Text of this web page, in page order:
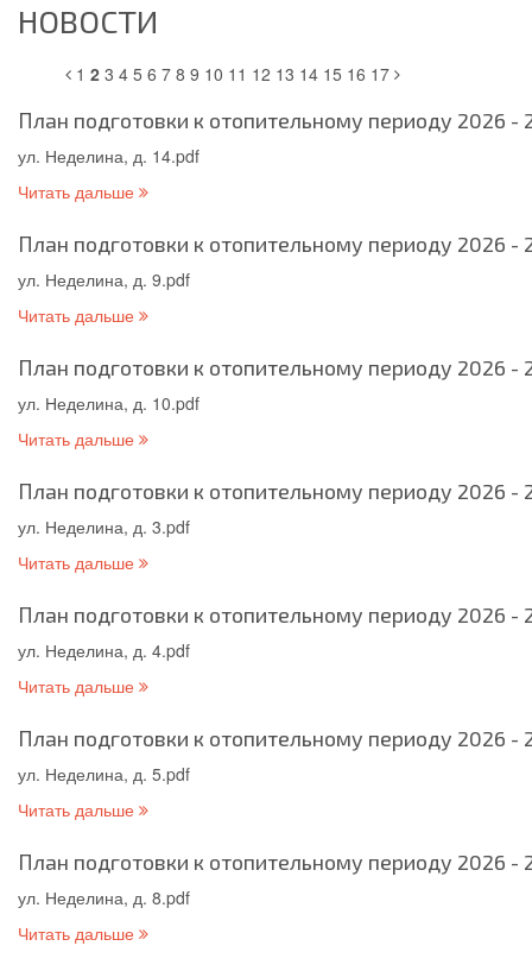
НОВОСТИ
1 2 3 4 5 6 7 8 9 10 11 12 13 14 15 16 17
План подготовки к отопительному периоду 2026 -
ул. Неделина, д. 14.pdf
Читать дальше
План подготовки к отопительному периоду 2026 -
ул. Неделина, д. 9.pdf
Читать дальше
План подготовки к отопительному периоду 2026 -
ул. Неделина, д. 10.pdf
Читать дальше
План подготовки к отопительному периоду 2026 -
ул. Неделина, д. 3.pdf
Читать дальше
План подготовки к отопительному периоду 2026 -
ул. Неделина, д. 4.pdf
Читать дальше
План подготовки к отопительному периоду 2026 -
ул. Неделина, д. 5.pdf
Читать дальше
План подготовки к отопительному периоду 2026 -
ул. Неделина, д. 8.pdf
Читать дальше